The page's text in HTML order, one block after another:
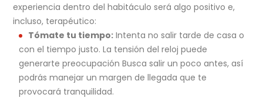
experiencia dentro del habitáculo será algo positivo e,
incluso, terapéutico:
Tómate tu tiempo: Intenta no salir tarde de casa o
con el tiempo justo. La tensión del reloj puede
generarte preocupación Busca salir un poco antes, así
podrás manejar un margen de llegada que te
provocará tranquilidad.